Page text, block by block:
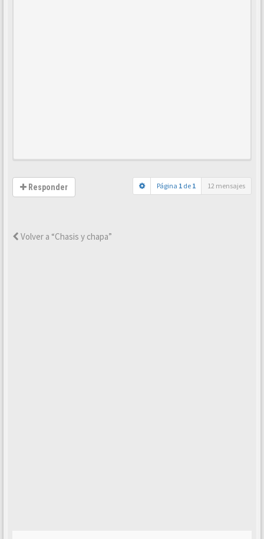
Responder Página 1 de 1 12 mensajes
Volver a “Chasis y chapa”